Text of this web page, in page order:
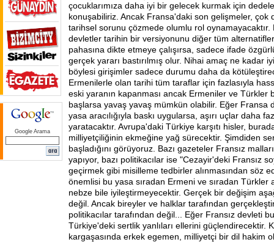
Google Arama
çocuklarımıza daha iyi bir gelecek kurmak için
konuşabiliriz. Ancak Fransa'daki son gelişmeler, çok
tarihsel sorunu çözmede olumlu rol oynamayacaktır.
devletler tarihin bir versiyonunu diğer tüm
pahasına dikte etmeye çalışırsa, sadece ifade
gerçek yararı bastırılmış olur. Nihai amaç ne kadar
böylesi girişimler sadece durumu daha da
Ermenilerle olan tarihi tüm taraflar için fazlasıyla
eski yaranın kapanması ancak Ermeniler ve Türkler
başlarsa yavaş yavaş mümkün olabilir. Eğer Fransa
yasa aracılığıyla baskı uygularsa, aşırı uçlar daha
yaratacaktır. Avrupa'daki Türkiye karşıtı hisler,
milliyetçiliğinin ekmeğine yağ sürecektir. Şimdiden
başladığını görüyoruz. Bazı gazeteler Fransız
yapıyor, bazı politikacılar ise "Cezayir'deki Fransız
geçirmek gibi misilleme tedbirler alınmasından söz
önemlisi bu yasa sıradan Ermeni ve sıradan Türkler
nebze bile iyileştirmeyecektir. Gerçek bir değişim
değil. Ancak bireyler ve halklar tarafından
politikacılar tarafından değil... Eğer Fransız devleti
Türkiye'deki sertlik yanlıları ellerini güçlendirecektir.
kargaşasında erkek egemen, milliyetçi bir dil hakim